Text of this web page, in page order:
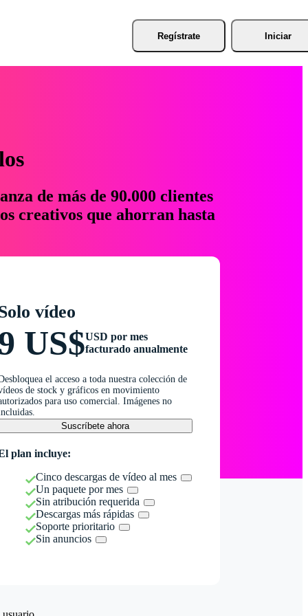
Regístrate Iniciar
de más de 90.000 clientes
creativos que ahorran hasta
vídeo
US$USD por mes
facturado anualmente
el acceso a toda nuestra colección de
de stock y gráficos en movimiento
para uso comercial. Imágenes no
Suscríbete ahora
plan incluye:
Cinco descargas de vídeo al mes
Un paquete por mes
Sin atribución requerida
Descargas más rápidas
Soporte prioritario
Sin anuncios